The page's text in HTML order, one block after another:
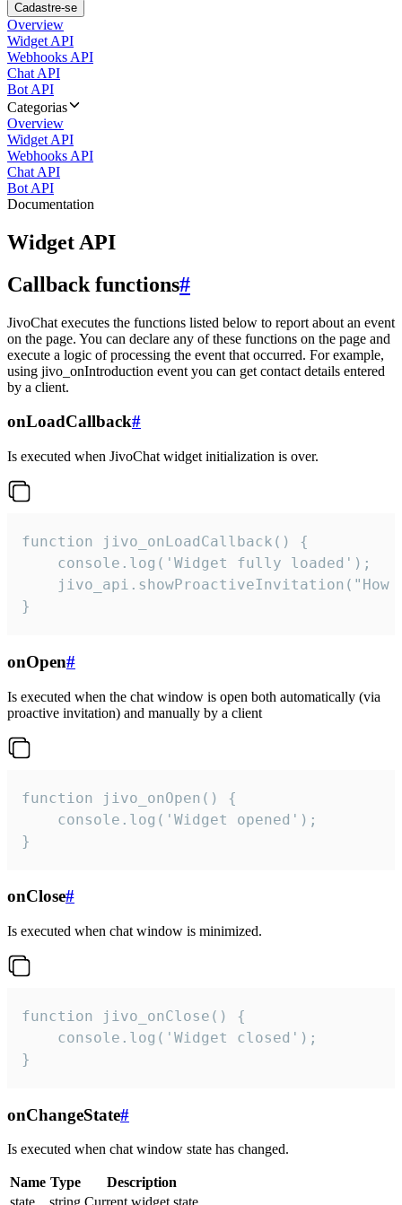
Cadastre-se
Overview
Widget API
Webhooks API
Chat API
Bot API
Categorias
Overview
Widget API
Webhooks API
Chat API
Bot API
Documentation
Widget API
Callback functions#
JivoChat executes the functions listed below to report about an event
on the page. You can declare any of these functions on the page and
execute a logic of processing the event that occurred. For example,
using jivo_onIntroduction event you can get contact details entered
by a client.
onLoadCallback#
Is executed when JivoChat widget initialization is over.
function jivo_onLoadCallback() {
    console.log('Widget fully loaded');
jivo_api.showProactiveInvitation("How
}
onOpen#
Is executed when the chat window is open both automatically (via
proactive invitation) and manually by a client
function jivo_onOpen() {
    console.log('Widget opened');
}
onClose#
Is executed when chat window is minimized.
function jivo_onClose() {
    console.log('Widget closed');
}
onChangeState#
Is executed when chat window state has changed.
Name Type
Description